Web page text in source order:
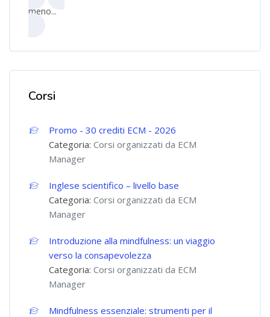
meno...
Corsi
Promo - 30 crediti ECM - 2026
Categoria:Corsi organizzati da ECM
Manager
Inglese scientifico – livello base
Categoria:Corsi organizzati da ECM
Manager
Introduzione alla mindfulness: un viaggio
verso la consapevolezza
Categoria:Corsi organizzati da ECM
Manager
Mindfulness essenziale: strumenti per il